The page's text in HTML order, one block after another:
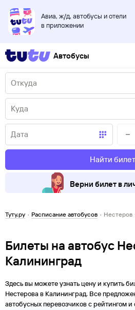
Авиа, ж/д, автобусы и отели
в приложении
Автобусы
Найти
Верни билет в
Туту.ру · Расписание автобусов · Нестеров
Билеты на автобус
Калининград
Здесь вы можете узнать цену и купить
Нестеровав Калининград. Все
автобусных перевозчиков с рейтингом